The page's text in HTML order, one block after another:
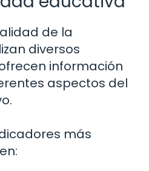
de la
diversos
información
aspectos del
más